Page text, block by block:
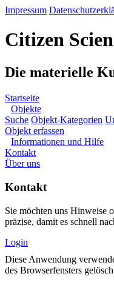
Impressum
Citizen
Die materielle
Startseite
Objekte
Suche Objekt-Kategorien
Objekt erfassen
Informationen und Hilfe
Kontakt
Über uns
Kontakt
Sie möchten uns Hinweise
präzise, damit es schnell
Login
Diese Anwendung
des Browserfensters